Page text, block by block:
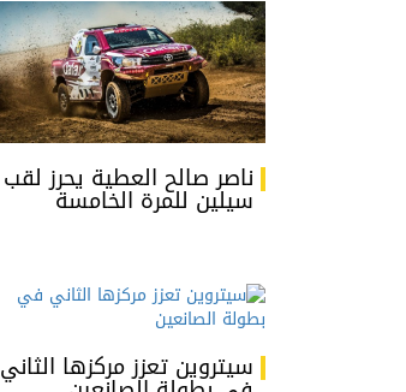
ناصر صالح العطية يحرز لقب
سيلين للمرة الخامسة
سيتروين تعزز مركزها الثاني